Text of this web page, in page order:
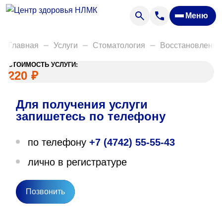
Меню
Анализы
Акции
Пациентам
Вакансии
О нас
Направления деятельности
Главная Услуги Стоматология
СТОИМОСТЬ УСЛУГИ:
220 ₽
Для получения услуги
запишетесь по телефону
по телефону +7 (4742) 55-55-43
лично в регистратуре
Позвонить